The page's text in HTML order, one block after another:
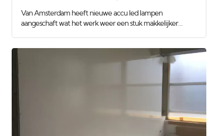
Van Amsterdam heeft nieuwe accu led lampen
aangeschaft wat het werk weer een stuk makkelijker
wordt. Ook tijdens het spuiten loopt er iemand mee met
de lamp zodat we niets missen. Het zijn daglicht lampen
zodat we ook geen verassingen met kleur hebben. Slechts
50 watt dus erg zuinig voor de klant, veilig omdat ze koud